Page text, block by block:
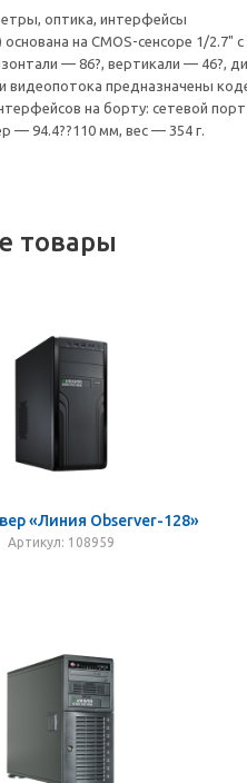
оптика, интерфейсы
на CMOS-сенсоре 1/2.7"
— 86?, вертикали — 46?,
видеопотока предназначены
на борту: сетевой
— 94.4??110 мм, вес — 354 г.
товары
«Линия Observer-128»
Артикул: 108959